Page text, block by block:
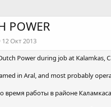
POWER
12 Окт 2013
Power during job at Kalamkas,
in Aral, and most probably
время работы в районе